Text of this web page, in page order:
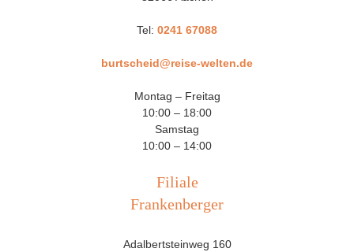
Tel: 0241 67088
burtscheid@reise-welten.de
Montag – Freitag
10:00 – 18:00
Samstag
10:00 – 14:00
Filiale
Frankenberger
Adalbertsteinweg 160